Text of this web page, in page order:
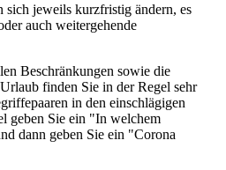
sich jeweils kurzfristig ändern, es
auch weitergehende
Beschränkungen sowie die
finden Sie in der Regel sehr
in den einschlägigen
geben Sie ein "In welchem
dann geben Sie ein "Corona